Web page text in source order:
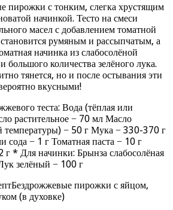
пирожки с тонким, слегка хрустящим
начинкой. Тесто на смеси
масел с добавлением томатной
румяным и рассыпчатым, а
начинка из слабосолёной
количества зелёного лука.
тянется, но и после остывания эти
вкусными!
теста: Вода (тёплая или
растительное − 70 мл Масло
температуры) − 50 г Мука − 330-370 г
сода − 1 г Томатная паста − 10 г
* Для начинки: Брынза слабосолёная
зелёный − 100 г
пирожки с яйцом,
(в духовке)